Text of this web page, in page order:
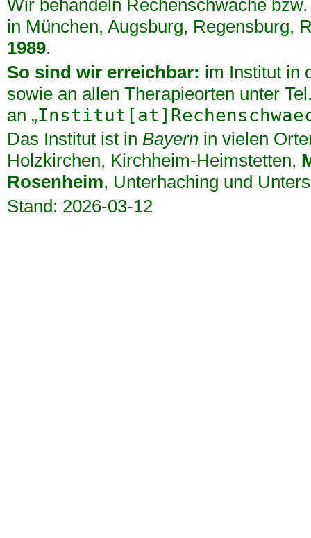
Wir behandeln Rechenschwäche
in München, Augsburg, Regensburg,
1989.
So sind wir erreichbar: im Institut in
sowie an allen Therapieorten unter
an „
Das Institut ist in Bayernin vielen
Holzkirchen, Kirchheim-Heimstetten,
Rosenheim, Unterhaching und
Stand: 2026-03-12